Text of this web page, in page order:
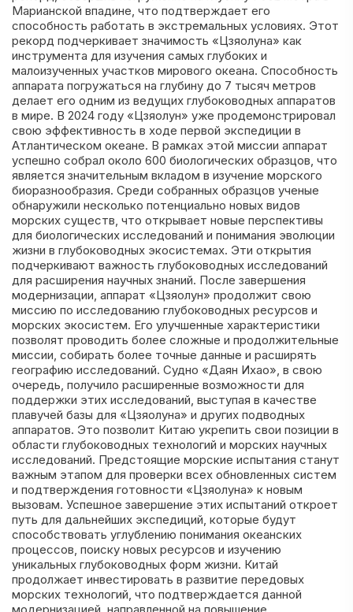
Марианской впадине, что подтверждает его
способность работать в экстремальных условиях. Этот
рекорд подчеркивает значимость «Цзяолуна» как
инструмента для изучения самых глубоких и
малоизученных участков мирового океана. Способность
аппарата погружаться на глубину до 7 тысяч метров
делает его одним из ведущих глубоководных аппаратов
в мире. В 2024 году «Цзяолун» уже продемонстрировал
свою эффективность в ходе первой экспедиции в
Атлантическом океане. В рамках этой миссии аппарат
успешно собрал около 600 биологических образцов, что
является значительным вкладом в изучение морского
биоразнообразия. Среди собранных образцов ученые
обнаружили несколько потенциально новых видов
морских существ, что открывает новые перспективы
для биологических исследований и понимания эволюции
жизни в глубоководных экосистемах. Эти открытия
подчеркивают важность глубоководных исследований
для расширения научных знаний. После завершения
модернизации, аппарат «Цзяолун» продолжит свою
миссию по исследованию глубоководных ресурсов и
морских экосистем. Его улучшенные характеристики
позволят проводить более сложные и продолжительные
миссии, собирать более точные данные и расширять
географию исследований. Судно «Даян Ихао», в свою
очередь, получило расширенные возможности для
поддержки этих исследований, выступая в качестве
плавучей базы для «Цзяолуна» и других подводных
аппаратов. Это позволит Китаю укрепить свои позиции в
области глубоководных технологий и морских научных
исследований. Предстоящие морские испытания станут
важным этапом для проверки всех обновленных систем
и подтверждения готовности «Цзяолуна» к новым
вызовам. Успешное завершение этих испытаний откроет
путь для дальнейших экспедиций, которые будут
способствовать углублению понимания океанских
процессов, поиску новых ресурсов и изучению
уникальных глубоководных форм жизни. Китай
продолжает инвестировать в развитие передовых
морских технологий, что подтверждается данной